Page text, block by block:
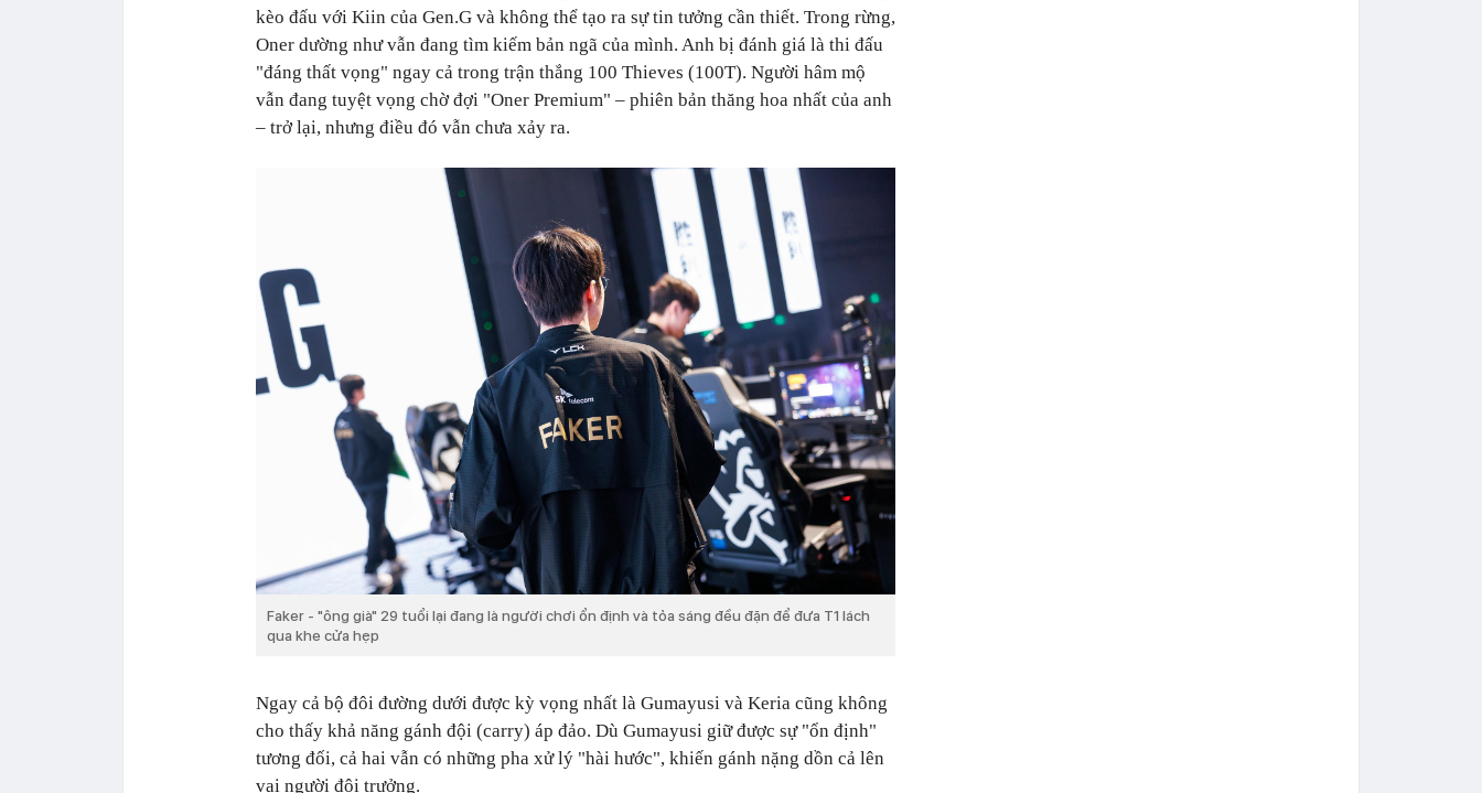
kèo đấu với Kiin của Gen.G và không thể tạo ra sự tin tưởng cần thiết. Trong rừng,
Oner dường như vẫn đang tìm kiếm bản ngã của mình. Anh bị đánh giá là thi đấu
"đáng thất vọng" ngay cả trong trận thắng 100 Thieves (100T). Người hâm mộ
vẫn đang tuyệt vọng chờ đợi "Oner Premium" – phiên bản thăng hoa nhất của anh
– trở lại, nhưng điều đó vẫn chưa xảy ra.
Faker - "ông già" 29 tuổi lại đang là người chơi ổn định và tỏa sáng đều đặn để đưa T1 lách
qua khe cửa hẹp
Ngay cả bộ đôi đường dưới được kỳ vọng nhất là Gumayusi và Keria cũng không
cho thấy khả năng gánh đội (carry) áp đảo. Dù Gumayusi giữ được sự "ổn định"
tương đối, cả hai vẫn có những pha xử lý "hài hước", khiến gánh nặng dồn cả lên
vai người đội trưởng.